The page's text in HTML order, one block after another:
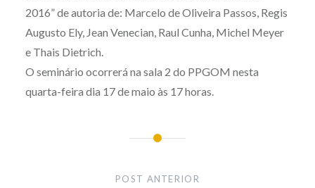
2016” de autoria de: Marcelo de Oliveira Passos, Regis
Augusto Ely, Jean Venecian, Raul Cunha, Michel Meyer
e Thais Dietrich.
O seminário ocorrerá na sala 2 do PPGOM nesta
quarta-feira dia 17 de maio às 17 horas.
POST ANTERIOR